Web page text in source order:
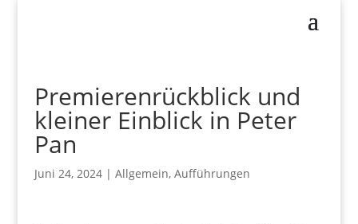
Premierenrückblick und
kleiner Einblick in Peter
Pan
Juni 24, 2024| Allgemein, Aufführungen